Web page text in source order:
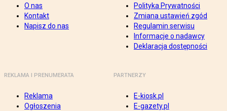
O nas
Kontakt
Napisz do nas
Polityka Prywatności
Zmiana ustawień zgód
Regulamin serwisu
Informacje o nadawcy
Deklaracja dostępności
REKLAMA I PRENUMERATA
Reklama
Ogłoszenia
PARTNERZY
E-kiosk.pl
E-gazety.pl